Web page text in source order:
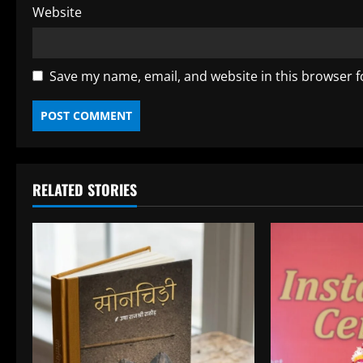
Website
Save my name, email, and website in this browser
RELATED STORIES